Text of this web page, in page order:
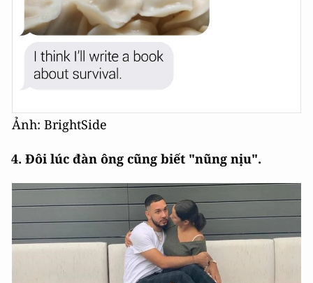
Ảnh: BrightSide
4. Đôi lúc đàn ông cũng biết "nũng nịu".